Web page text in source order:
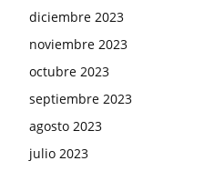
diciembre 2023
noviembre 2023
octubre 2023
septiembre 2023
agosto 2023
julio 2023